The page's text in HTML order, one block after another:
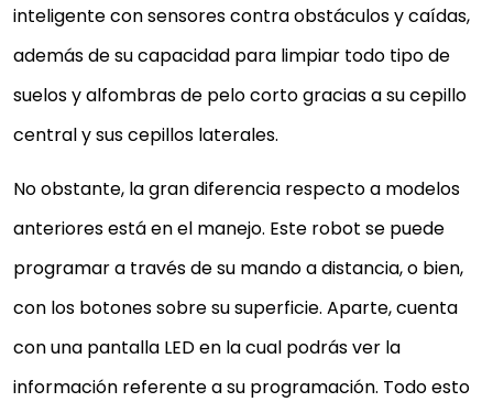
inteligente con sensores contra obstáculos y caídas,
además de su capacidad para limpiar todo tipo de
suelos y alfombras de pelo corto gracias a su cepillo
central y sus cepillos laterales.
No obstante, la gran diferencia respecto a modelos
anteriores está en el manejo. Este robot se puede
programar a través de su mando a distancia, o bien,
con los botones sobre su superficie. Aparte, cuenta
con una pantalla LED en la cual podrás ver la
información referente a su programación. Todo esto